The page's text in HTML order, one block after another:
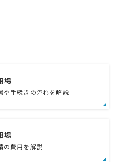
場
や手続きの流れを解説
場
の費用を解説